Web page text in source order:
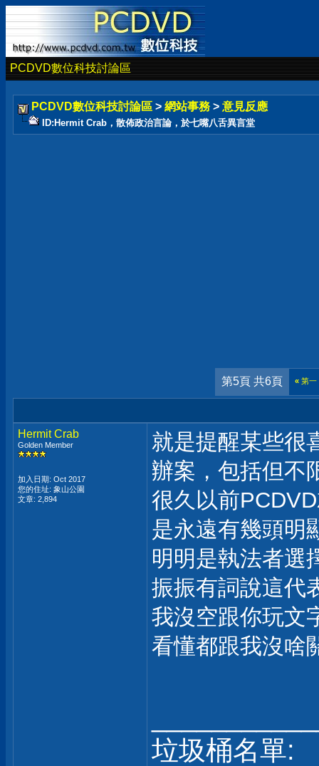
PCDVD數位科技討論區
PCDVD數位科技討論區 > 網站事務 > 意見反應
ID:Hermit Crab，散佈政治言論，於七嘴八舌異言堂
第5頁 共6頁 «第一
Hermit Crab
Golden Member
加入日期: Oct 2017
您的住址: 象山公園
文章: 2,894
就是提醒某些很
辦案，包括但不
很久以前
是永遠有幾頭明
明明是執法者選
振振有詞說這代
我沒空跟你玩文
看懂都跟我沒啥
垃圾桶名單: